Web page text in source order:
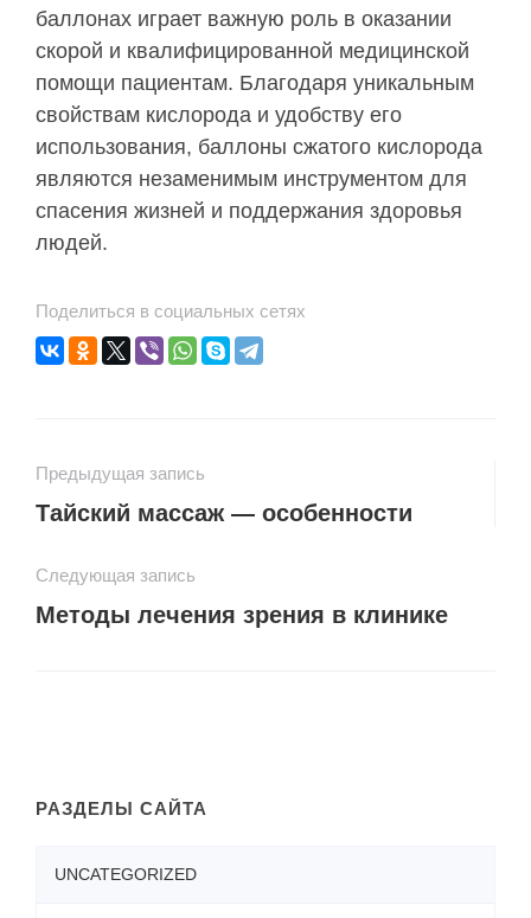
баллонах играет важную роль в оказании
скорой и квалифицированной медицинской
помощи пациентам. Благодаря уникальным
свойствам кислорода и удобству его
использования, баллоны сжатого кислорода
являются незаменимым инструментом для
спасения жизней и поддержания здоровья
людей.
Поделиться в социальных сетях
Предыдущая запись
Тайский массаж — особенности
Следующая запись
Методы лечения зрения в клинике
РАЗДЕЛЫ САЙТА
UNCATEGORIZED